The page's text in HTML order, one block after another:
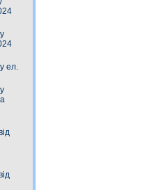
ел.